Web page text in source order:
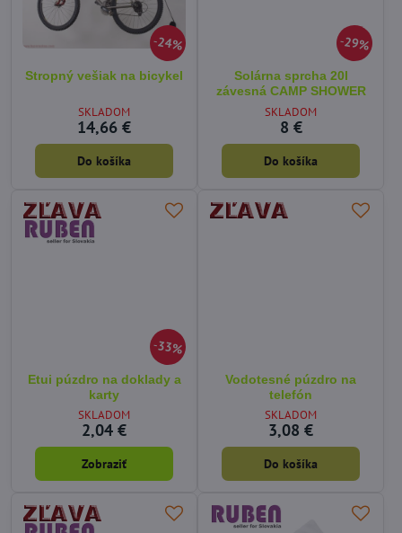
24%
Stropný vešiak na bicykel
SKLADOM
14,66 €
Do košíka
29%
Solárna sprcha 20l
závesná CAMP SHOWER
SKLADOM
8 €
Do košíka
33%
Etui púzdro na doklady a
karty
SKLADOM
2,04 €
Zobraziť
Vodotesné púzdro na
telefón
SKLADOM
3,08 €
Do košíka